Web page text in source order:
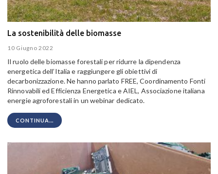
La sostenibilità delle biomasse
10 Giugno 2022
Il ruolo delle biomasse forestali per ridurre la dipendenza
energetica dell’Italia e raggiungere gli obiettivi di
decarbonizzazione. Ne hanno parlato FREE, Coordinamento Fonti
Rinnovabili ed Efficienza Energetica e AIEL, Associazione italiana
energie agroforestali in un webinar dedicato.
CONTINUA...